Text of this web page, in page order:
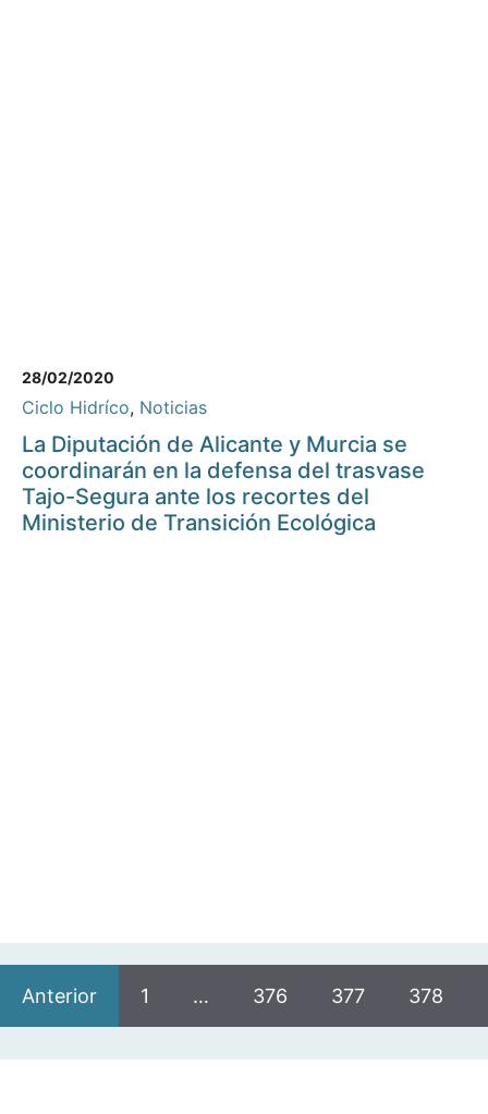
28/02/2020
Ciclo Hidríco, Noticias
La Diputación de Alicante y Murcia se
coordinarán en la defensa del trasvase
Tajo-Segura ante los recortes del
Ministerio de Transición Ecológica
Anterior 1 … 376 377 378